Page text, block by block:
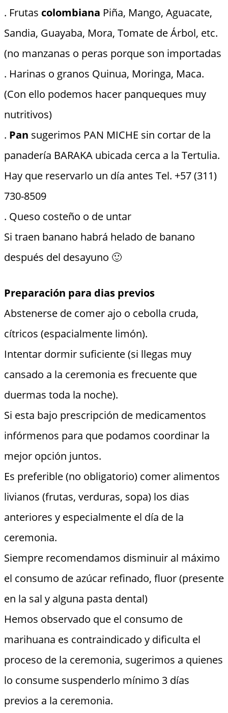
. Frutas colombiana Piña, Mango, Aguacate,
Sandia, Guayaba, Mora, Tomate de Árbol, etc.
(no manzanas o peras porque son importadas
. Harinas o granos Quinua, Moringa, Maca.
(Con ello podemos hacer panqueques muy
nutritivos)
. Pan sugerimos PAN MICHE sin cortar de la
panadería BARAKA ubicada cerca a la Tertulia.
Hay que reservarlo un día antes Tel. +57 (311)
730-8509
. Queso costeño o de untar
Si traen banano habrá helado de banano
después del desayuno 🙂
Preparación para dias previos
Abstenerse de comer ajo o cebolla cruda,
cítricos (espacialmente limón).
Intentar dormir suficiente (si llegas muy
cansado a la ceremonia es frecuente que
duermas toda la noche).
Si esta bajo prescripción de medicamentos
infórmenos para que podamos coordinar la
mejor opción juntos.
Es preferible (no obligatorio) comer alimentos
livianos (frutas, verduras, sopa) los dias
anteriores y especialmente el día de la
ceremonia.
Siempre recomendamos disminuir al máximo
el consumo de azúcar refinado, fluor (presente
en la sal y alguna pasta dental)
Hemos observado que el consumo de
marihuana es contraindicado y dificulta el
proceso de la ceremonia, sugerimos a quienes
lo consume suspenderlo mínimo 3 días
previos a la ceremonia.